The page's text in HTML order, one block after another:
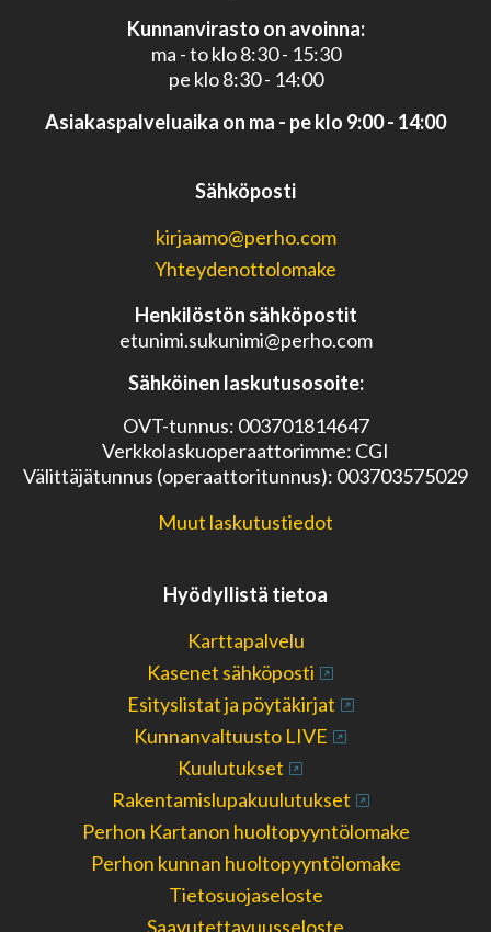
Kunnanvirasto on avoinna:
ma - to klo 8:30 - 15:30
pe klo 8:30 - 14:00
Asiakaspalveluaika on ma - pe klo 9:00 - 14:00
Sähköposti
kirjaamo@perho.com
Yhteydenottolomake
Henkilöstön sähköpostit
etunimi.sukunimi@perho.com
Sähköinen laskutusosoite:
OVT-tunnus: 003701814647
Verkkolaskuoperaattorimme: CGI
Välittäjätunnus (operaattoritunnus): 003703575029
Muut laskutustiedot
Hyödyllistä tietoa
Karttapalvelu
Kasenet sähköposti
Esityslistat ja pöytäkirjat
Kunnanvaltuusto LIVE
Kuulutukset
Rakentamislupakuulutukset
Perhon Kartanon huoltopyyntölomake
Perhon kunnan huoltopyyntölomake
Tietosuojaseloste
Saavutettavuusseloste